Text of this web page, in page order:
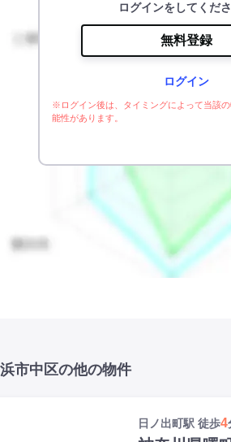
ログインをしてくださ
無料登録
ログイン
※ログイン後は、タイミングによって当該
能性があります。
市中区の他の物件
日ノ出町駅 徒歩4